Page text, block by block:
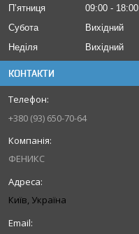
Пʼятниця
09:00
18:00
Субота
Вихідний
Неділя
Вихідний
КОНТАКТИ
+380 (93) 650-70-64
ФЕНИКС
Київ, Україна